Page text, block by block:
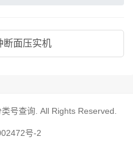
断面压实机
号查询 . All Rights Reserved.
号-2